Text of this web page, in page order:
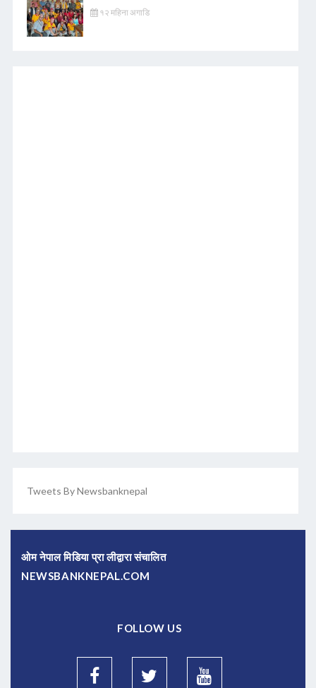
१२ महिना अगाडि
Tweets By Newsbanknepal
ओम नेपाल मिडिया प्रा लीद्वारा संचालित
NEWSBANKNEPAL.COM
FOLLOW US